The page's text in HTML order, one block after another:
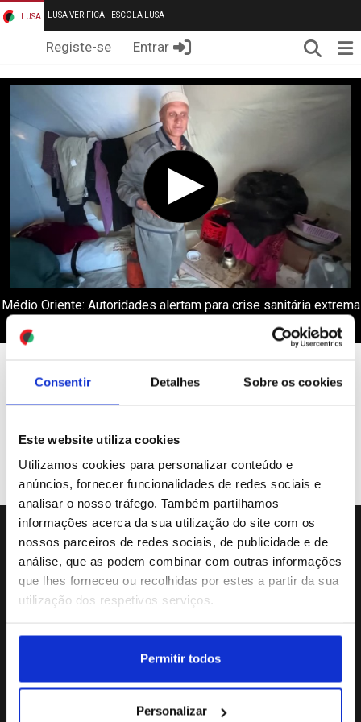
Consentir Detalhes Sobre os cookies
Este website utiliza cookies
Utilizamos cookies para personalizar conteúdo e
anúncios, fornecer funcionalidades de redes sociais e
analisar o nosso tráfego. Também partilhamos
informações acerca da sua utilização do site com os
nossos parceiros de redes sociais, de publicidade e de
análise, que as podem combinar com outras informações
que lhes forneceu ou recolhidas por estes a partir da sua
utilização dos respetivos serviços.
Permitir todos
Personalizar
LUSA LUSA VERIFICA ESCOLA LUSA
Registe-se Entrar
Médio Oriente: Autoridades alertam para crise sanitária extrema
em Gaza com "infestação" de roedores
Galeria de Vídeos
Sede da Agência
Rua Dr.João Couto Lote C
(+351) 217116500
Social